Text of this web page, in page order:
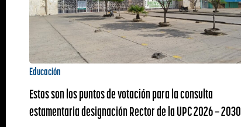
Educación
Estos son los puntos de votación para la consulta
estamentaria designación Rector de la UPC 2026 – 2030